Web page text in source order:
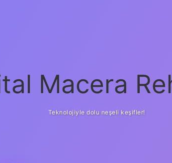
Macera
Teknolojiyle dolu neşeli keşifler!